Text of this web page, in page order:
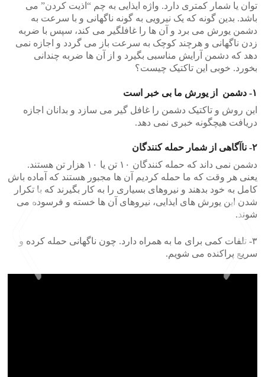
توان یا شمار کمتری دارد. واژه ایذایی به چم “اذیت کردن” می
باشد. بدین گونه که یک نیرویی به گونه ناگهانی و با سرعت به
دشمن یورش می برد و آن ها را غافلگیر می کند، سپس با ضربه
زدن ناگهانی و هرچند کوچک به سرعت باز می گردد و اجازه نمی
دهد که دشمن آرایش مناسبی بگیرد و از آن ها ضربه چندانی
بخورد. خوبی این تاکتیک چیست؟
۱- دشمن از یورش ما بی خبر است
این روش و تاکتیک دشمن را غافل گیر می سازد و بدانان اجازه
دریافت هیچگونه خبری نمی دهد.
۲- ناآگاهی از شمار حمله کنندگان
دشمن نمی داند که حمله کنندگان ۱۰ تن یا ۱۰ هزار تن هستند.
یعنی هر وقت که ما حمله کردیم آن ها مجبور هستند که آماده باش
کامل به خود بدهند و نیروهای بسیاری را به کار بگیرند که با تکرار
شدن این یورش های ایذایی، نیروهای آن ها خسته و فرسوده می
شوند.
۳- تلفات کمی برای ما به همراه دارد. چون ناگهانی حمله کرده و
سریع پراکنده می شویم.